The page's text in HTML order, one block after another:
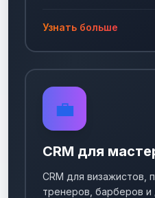
Узнать больше
💼
CRM для
CRM для визажистов,
тренеров, барберов и